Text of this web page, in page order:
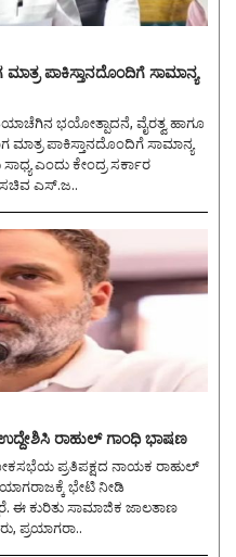
ಪಾಕಿಸ್ತಾನದೊಂದಿಗೆ ಸಾಮಾನ್ಯ
ಪಾಕಿಸ್ತಾನದೊಂದಿಗೆ ಸಾಮಾನ್ಯ
ಎಂದು ಕೇಂದ್ರ ಸರ್ಕಾರ
ವಿದೇಶಾಂಗ ಸಚಿವ ಎಸ್.ಜ..
ಉದ್ದೇಶಿಸಿ ರಾಹುಲ್ ಗಾಂಧಿ ಭಾಷಣ
ಭೇಟಿ ನೀಡಿ
ಪ್ರಯಾಗರಾ..